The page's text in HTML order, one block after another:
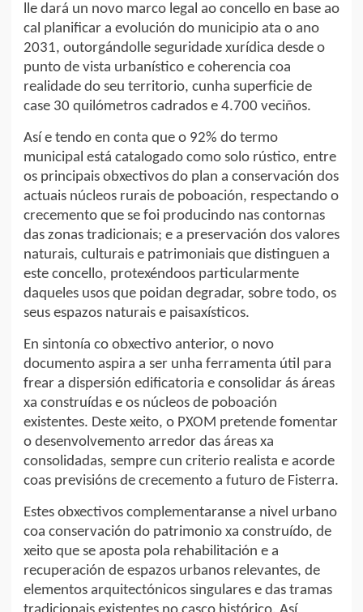
lle dará un novo marco legal ao concello en base ao
cal planificar a evolución do municipio ata o ano
2031, outorgándolle seguridade xurídica desde o
punto de vista urbanístico e coherencia coa
realidade do seu territorio, cunha superficie de
case 30 quilómetros cadrados e 4.700 veciños.
Así e tendo en conta que o 92% do termo
municipal está catalogado como solo rústico, entre
os principais obxectivos do plan a conservación dos
actuais núcleos rurais de poboación, respectando o
crecemento que se foi producindo nas contornas
das zonas tradicionais; e a preservación dos valores
naturais, culturais e patrimoniais que distinguen a
este concello, protexéndoos particularmente
daqueles usos que poidan degradar, sobre todo, os
seus espazos naturais e paisaxísticos.
En sintonía co obxectivo anterior, o novo
documento aspira a ser unha ferramenta útil para
frear a dispersión edificatoria e consolidar ás áreas
xa construídas e os núcleos de poboación
existentes. Deste xeito, o PXOM pretende fomentar
o desenvolvemento arredor das áreas xa
consolidadas, sempre cun criterio realista e acorde
coas previsións de crecemento a futuro de Fisterra.
Estes obxectivos complementaranse a nivel urbano
coa conservación do patrimonio xa construído, de
xeito que se aposta pola rehabilitación e a
recuperación de espazos urbanos relevantes, de
elementos arquitectónicos singulares e das tramas